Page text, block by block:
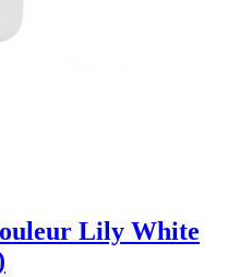
Lily White